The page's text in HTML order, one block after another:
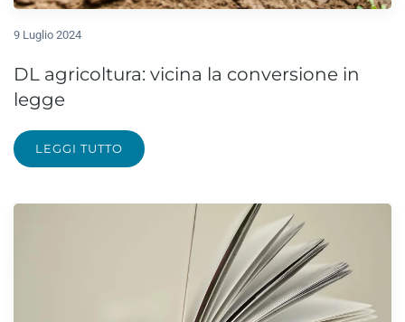
9 Luglio 2024
DL agricoltura: vicina la conversione in
legge
LEGGI TUTTO